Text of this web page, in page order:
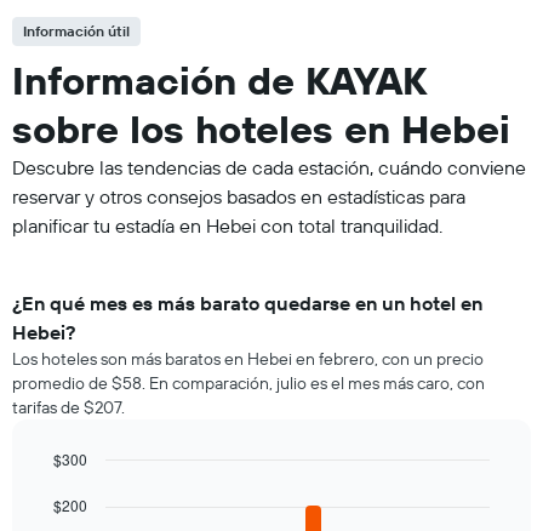
Información útil
Información de KAYAK
sobre los hoteles en Hebei
Descubre las tendencias de cada estación, cuándo conviene
reservar y otros consejos basados en estadísticas para
planificar tu estadía en Hebei con total tranquilidad.
¿En qué mes es más barato quedarse en un hotel en
Hebei?
Los hoteles son más baratos en Hebei en febrero, con un precio
promedio de $58. En comparación, julio es el mes más caro, con
tarifas de $207.
chart
graphic.
$200
$300